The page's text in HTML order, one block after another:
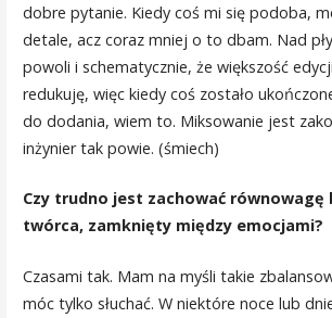
dobre pytanie. Kiedy coś mi się podoba,
detale, acz coraz mniej o to dbam. Nad
powoli i schematycznie, że większość
redukuję, więc kiedy coś zostało
do dodania, wiem to. Miksowanie jest
inżynier tak powie. (śmiech)
Czy trudno jest zachować równowagę
twórca, zamknięty między emocjami?
Czasami tak. Mam na myśli takie
móc tylko słuchać. W niektóre noce lub